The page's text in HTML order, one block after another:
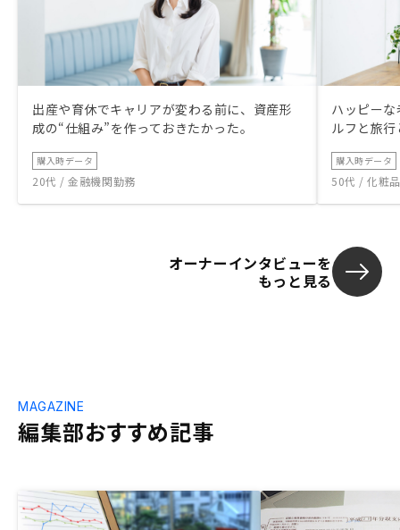
出産や育休でキャリアが変わる前に、資産形
成の“仕組み”を作っておきたかった。
購入時データ
20代 / 金融機関勤務
ハッピー
ルフと旅
購入時データ
50代 / 化粧
オーナーインタビューを
もっと見る
編集部おすすめ記事
MAGAZINE